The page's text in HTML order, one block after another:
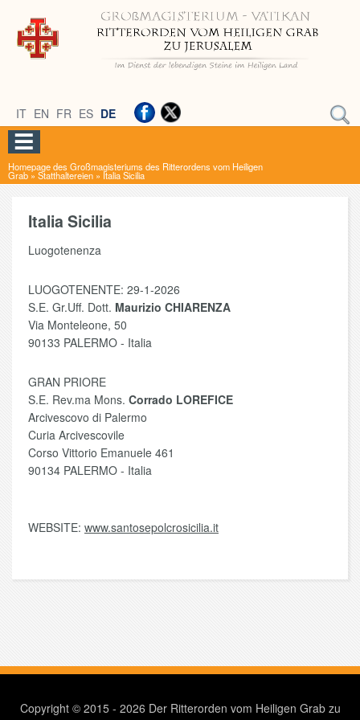
IT EN FR ES DE
Homepage des Großmagisteriums des Ritterordens vom Heiligen
Grab » Statthaltereien » Italia Sicilia
Italia Sicilia
Luogotenenza
LUOGOTENENTE: 29-1-2026
S.E. Gr.Uff. Dott. Maurizio CHIARENZA
Via Monteleone, 50
90133 PALERMO - Italia
GRAN PRIORE
S.E. Rev.ma Mons. Corrado LOREFICE
Arcivescovo di Palermo
Curia Arcivescovile
Corso Vittorio Emanuele 461
90134 PALERMO - Italia
WEBSITE: www.santosepolcrosicilia.it
Copyright © 2015 - 2026 Der Ritterorden vom Heiligen Grab zu